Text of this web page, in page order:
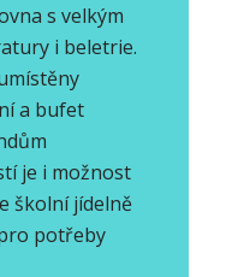
s velkým
i beletrie.
a bufet
je i možnost
školní jídelně
potřeby